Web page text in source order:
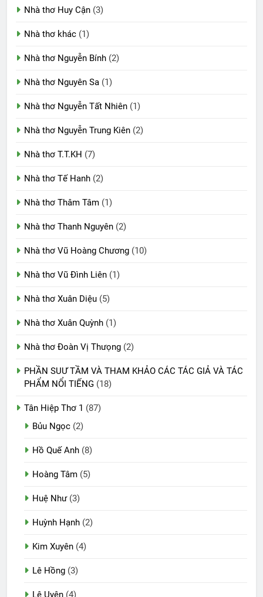
Nhà thơ Huy Cận (3)
Nhà thơ khác (1)
Nhà thơ Nguyễn Bính (2)
Nhà thơ Nguyên Sa (1)
Nhà thơ Nguyễn Tất Nhiên (1)
Nhà thơ Nguyễn Trung Kiên (2)
Nhà thơ T.T.KH (7)
Nhà thơ Tế Hanh (2)
Nhà thơ Thâm Tâm (1)
Nhà thơ Thanh Nguyên (2)
Nhà thơ Vũ Hoàng Chương (10)
Nhà thơ Vũ Đình Liên (1)
Nhà thơ Xuân Diệu (5)
Nhà thơ Xuân Quỳnh (1)
Nhà thơ Đoàn Vị Thưọng (2)
PHẦN SUƯ TẦM VÀ THAM KHẢO CÁC TÁC GIẢ VÀ TÁC
PHẨM NỔI TIẾNG (18)
Tân Hiệp Thơ 1 (87)
Bủu Ngọc (2)
Hồ Quế Anh (8)
Hoàng Tâm (5)
Huệ Như(3)
Huỳnh Hạnh (2)
Kim Xuyên (4)
Lê Hồng (3)
Lệ Uyên (4)